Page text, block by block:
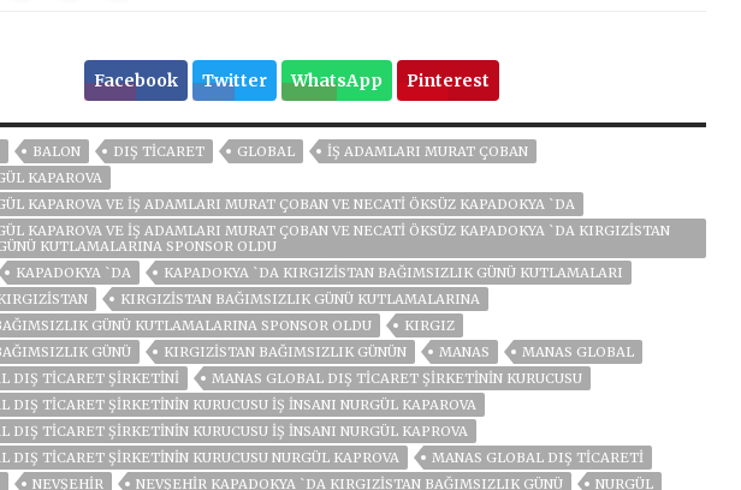
Facebook Twitter WhatsApp Pinterest
BALON DIŞ TICARET GLOBAL
İŞ ADAMLARI MURAT ÇOBAN
KAPAROVA
KAPAROVA VE İŞ ADAMLARI MURAT ÇOBAN VE NECATİ ÖKSÜZ KAPADOKYA `DA
KAPAROVA VE İŞ ADAMLARI MURAT ÇOBAN VE NECATİ ÖKSÜZ KAPADOKYA `DA KIRGIZİSTAN
KUTLAMALARINA SPONSOR OLDU
KAPADOKYA `DA
KAPADOKYA `DA KIRGIZISTAN BAĞIMSIZLIK GÜNÜ KUTLAMALARI
KIRGIZİSTAN BAĞIMSIZLIK GÜNÜ KUTLAMALARINA
GÜNÜ KUTLAMALARINA SPONSOR OLDU
KIRGIZ
GÜNÜ
KIRGIZISTAN BAĞIMSIZLIK GÜNÜN MANAS
MANAS GLOBAL
DIŞ TICARET ŞIRKETINI
MANAS GLOBAL DIŞ TICARET ŞIRKETININ KURUCUSU
DIŞ TICARET ŞIRKETININ KURUCUSU İŞ İNSANI NURGÜL KAPAROVA
DIŞ TICARET ŞIRKETININ KURUCUSU İŞ İNSANI NURGÜL KAPROVA
DIŞ TICARET ŞIRKETININ KURUCUSU NURGÜL KAPROVA
MANAS GLOBAL DIŞ TICARETI
NEVŞEHIR NEVŞEHIR KAPADOKYA `DA KIRGIZISTAN BAĞIMSIZLIK GÜNÜ NURGÜL